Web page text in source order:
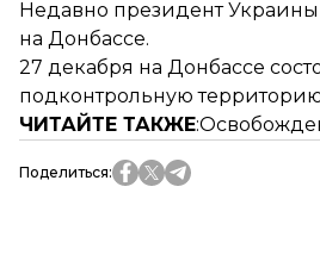
Недавно президент
на Донбассе.
27 декабря на Донбассе
подконтрольную
ЧИТАЙТЕ ТАКЖЕ:
Поделиться: